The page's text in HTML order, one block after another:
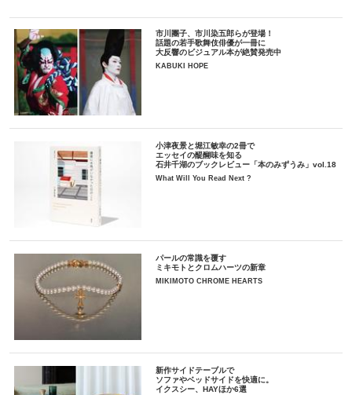
市川團子、市川染五郎らが登場！
話題の若手歌舞伎俳優が一冊に
大反響のビジュアル本が絶賛発売中
KABUKI HOPE
小津夜景と堀江敏幸の2冊で
エッセイの醍醐味を知る
石井千湖のブックレビュー「本のみずうみ」vol.18
What Will You Read Next ?
パールの常識を覆す
ミキモトとクロムハーツの新章
MIKIMOTO CHROME HEARTS
新作サイドテーブルで
ソファやベッドサイドを快適に。
イクスシー、HAYほか6選